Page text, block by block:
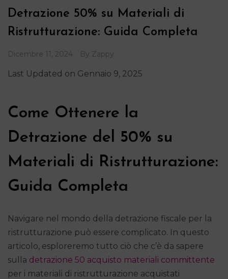
Detrazione 50% su Materiali di
Ristrutturazione: Guida Completa
Dicembre 11, 2024 By Zappy
Last Updated on Gennaio 9, 2025
Come Ottenere la
Detrazione del 50% su
Materiali di Ristrutturazione:
Guida Completa
Navigare nel mondo della detrazione fiscale per la
ristrutturazione può essere complicato. In questo
articolo, esploreremo tutto ciò che c’è da sapere
sulla detrazione 50 acquisto materiali committente
per i materiali di ristrutturazione acquistati